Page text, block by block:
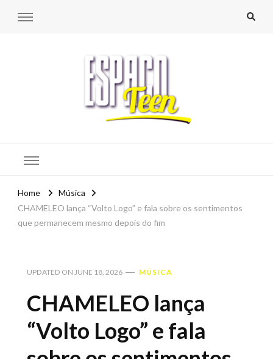
Home
Música
CHAMELEO lança “Volto Logo” e fala sobre os sentimentos
que permanecem mesmo depois do fim
UPDATED ON JUNE 18, 2026 MÚSICA
CHAMELEO lança
“Volto Logo” e fala